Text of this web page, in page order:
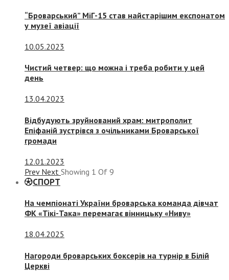
“Броварський” МіГ-15 став найстарішим експонатом
у музеї авіації
10.05.2023
Чистий четвер: що можна і треба робити у цей
день
13.04.2023
Відбудують зруйнований храм: митрополит
Епіфаній зустрівся з очільниками Броварської
громади
12.01.2023
Prev Next Showing 1 Of 9
СПОРТ
На чемпіонаті України броварська команда дівчат
ФК «Тікі-Така» перемагає вінницьку «Ниву»
18.04.2025
Нагороди броварських боксерів на турнір в Білій
Церкві